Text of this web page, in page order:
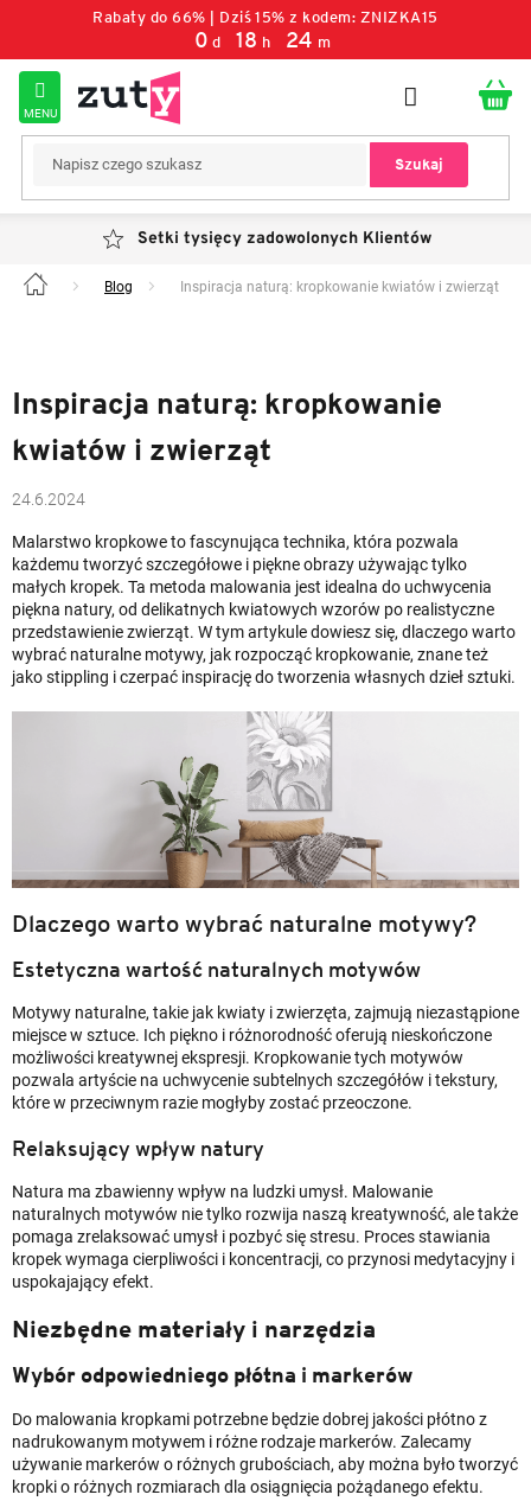
Rabaty do 66% | Dziś 15% z kodem: ZNIZKA15
0 d 18 h 24 m
Szukaj
Setki tysięcy zadowolonych Klientów
Home Blog Inspiracja naturą: kropkowanie kwiatów i zwierząt
Inspiracja naturą: kropkowanie
kwiatów i zwierząt
24.6.2024
Malarstwo kropkowe to fascynująca technika, która pozwala
każdemu tworzyć szczegółowe i piękne obrazy używając tylko
małych kropek. Ta metoda malowania jest idealna do uchwycenia
piękna natury, od delikatnych kwiatowych wzorów po realistyczne
przedstawienie zwierząt. W tym artykule dowiesz się, dlaczego warto
wybrać naturalne motywy, jak rozpocząć kropkowanie, znane też
jako stippling i czerpać inspirację do tworzenia własnych dzieł sztuki.
Dlaczego warto wybrać naturalne motywy?
Estetyczna wartość naturalnych motywów
Motywy naturalne, takie jak kwiaty i zwierzęta, zajmują niezastąpione
miejsce w sztuce. Ich piękno i różnorodność oferują nieskończone
możliwości kreatywnej ekspresji. Kropkowanie tych motywów
pozwala artyście na uchwycenie subtelnych szczegółów i tekstury,
które w przeciwnym razie mogłyby zostać przeoczone.
Relaksujący wpływ natury
Natura ma zbawienny wpływ na ludzki umysł. Malowanie
naturalnych motywów nie tylko rozwija naszą kreatywność, ale także
pomaga zrelaksować umysł i pozbyć się stresu. Proces stawiania
kropek wymaga cierpliwości i koncentracji, co przynosi medytacyjny i
uspokajający efekt.
Niezbędne materiały i narzędzia
Wybór odpowiedniego płótna i markerów
Do malowania kropkami potrzebne będzie dobrej jakości płótno z
nadrukowanym motywem i różne rodzaje markerów. Zalecamy
używanie markerów o różnych grubościach, aby można było tworzyć
kropki o różnych rozmiarach dla osiągnięcia pożądanego efektu.